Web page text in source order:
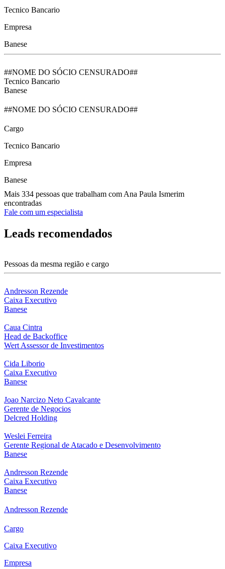
Tecnico Bancario
Empresa
Banese
##NOME DO SÓCIO CENSURADO##
Tecnico Bancario
Banese
##NOME DO SÓCIO CENSURADO##
Cargo
Tecnico Bancario
Empresa
Banese
Mais 334 pessoas que trabalham com Ana Paula Ismerim
encontradas
Fale com um especialista
Leads recomendados
Pessoas da mesma região e cargo
Andresson Rezende
Caixa Executivo
Banese
Caua Cintra
Head de Backoffice
Wert Assessor de Investimentos
Cida Liborio
Caixa Executivo
Banese
Joao Narcizo Neto Cavalcante
Gerente de Negocios
Delcred Holding
Weslei Ferreira
Gerente Regional de Atacado e Desenvolvimento
Banese
Andresson Rezende
Caixa Executivo
Banese
Andresson Rezende
Cargo
Caixa Executivo
Empresa